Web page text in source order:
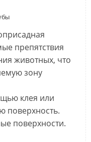
препятствия
животных, что
зону
клея или
поверхность.
поверхности.